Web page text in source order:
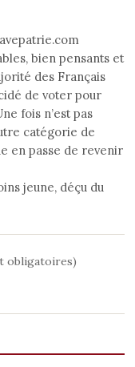
bien pensants et
des Français
de voter pour
fois n’est pas
catégorie de
en passe de revenir
jeune, déçu du
obligatoires)